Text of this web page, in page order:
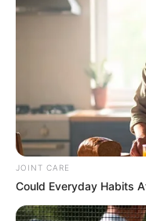
ดวงรายวัน 12 กันยายน
JOINT CARE
Could Everyday Habits